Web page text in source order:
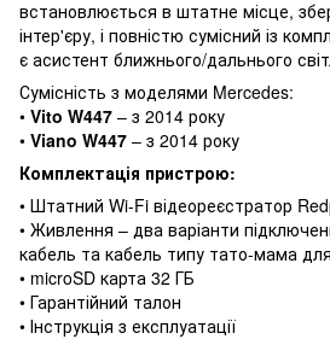
встановлюється в штатне місце,
інтер'єру, і повністю сумісний із
є асистент ближнього/дальнього
Сумісність з моделями Mercedes:
• Vito W447 – з 2014 року
• Viano W447 – з 2014 року
Комплектація пристрою:
• Штатний Wi-Fi відеореєстратор
• Живлення – два варіанти
кабель та кабель типу тато-мама
• microSD карта 32 ГБ
• Гарантійний талон
• Інструкція з експлуатації